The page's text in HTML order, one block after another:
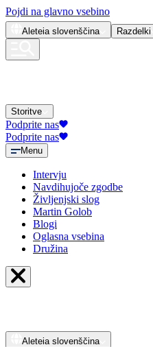
Pojdi na glavno vsebino
Aleteia slovenščina Razdelki
Storitve
Podprite nas
Podprite nas
Menu
Intervju
Navdihujoče zgodbe
Življenjski slog
Martin Golob
Blogi
Oglasna vsebina
Družina
Aleteia slovenščina